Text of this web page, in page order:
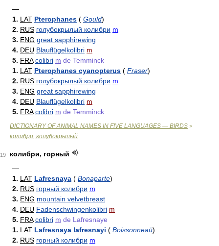
—
1. LAT Pterophanes ( Gould)
2. RUS голубокрылый колибри m
3. ENG great sapphirewing
4. DEU Blauflügelkolibri m
5. FRA colibri m de Temminck
1. LAT Pterophanes cyanopterus ( Fraser)
2. RUS голубокрылый колибри m
3. ENG great sapphirewing
4. DEU Blauflügelkolibri m
5. FRA colibri m de Temminck
DICTIONARY OF ANIMAL NAMES IN FIVE LANGUAGES — BIRDS >
колибри, голубокрылый
19
колибри, горный
—
1. LAT Lafresnaya ( Bonaparte)
2. RUS горный колибри m
3. ENG mountain velvetbreast
4. DEU Fadenschwingenkolibri m
5. FRA colibri m de Lafresnaye
1. LAT Lafresnaya lafresnayi ( Boissonneaü)
2. RUS горный колибри m